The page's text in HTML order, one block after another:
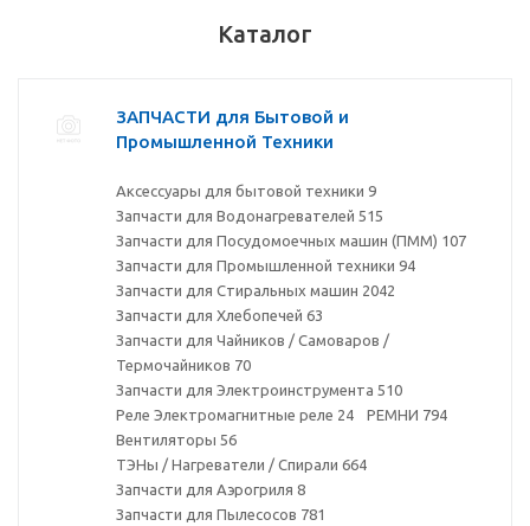
Каталог
ЗАПЧАСТИ для Бытовой и
Промышленной Техники
Аксессуары для бытовой техники 9
Запчасти для Водонагревателей 515
Запчасти для Посудомоечных машин (ПММ) 107
Запчасти для Промышленной техники 94
Запчасти для Стиральных машин 2042
Запчасти для Хлебопечей 63
Запчасти для Чайников / Самоваров /
Термочайников 70
Запчасти для Электроинструмента 510
Реле Электромагнитные реле 24 РЕМНИ 794
Вентиляторы 56
ТЭНы / Нагреватели / Спирали 664
Запчасти для Аэрогриля 8
Запчасти для Пылесосов 781